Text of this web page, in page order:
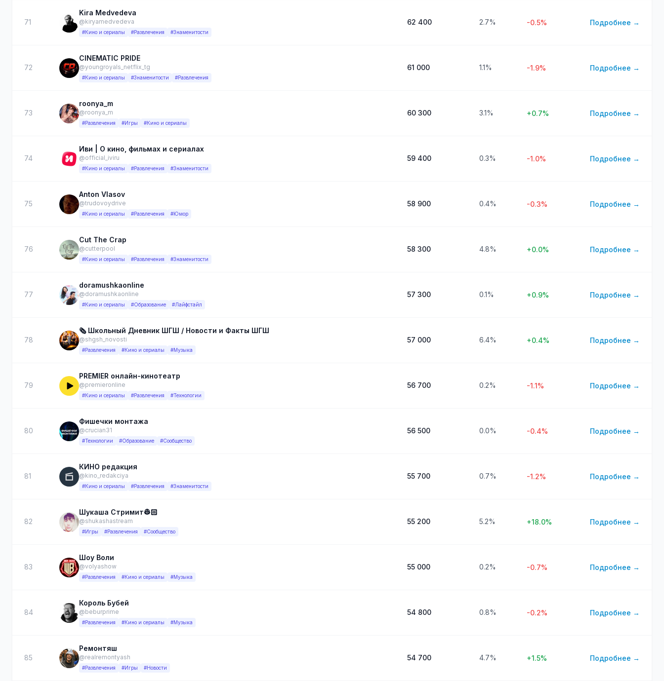
71
Kira Medvedeva
@kiryamedvedeva
#Кино и сериалы #Развлечения #Знаменитости
62 400 2.7% -0.5% Подробнее →
72
CINEMATIC PRIDE
@youngroyals_netflix_tg
#Кино и сериалы #Знаменитости #Развлечения
61 000 1.1% -1.9% Подробнее →
73
roonya_m
@roonya_m
#Развлечения #Игры #Кино и сериалы
60 300 3.1% +0.7% Подробнее →
74
Иви | О кино, фильмах и сериалах
@official_iviru
#Кино и сериалы #Развлечения #Знаменитости
59 400 0.3% -1.0% Подробнее →
75
Anton Vlasov
@trudovoydrive
#Кино и сериалы #Развлечения #Юмор
58 900 0.4% -0.3% Подробнее →
76
Cut The Crap
@cutterpool
#Кино и сериалы #Развлечения #Знаменитости
58 300 4.8% +0.0% Подробнее →
77
doramushkaonline
@doramushkaonline
#Кино и сериалы #Образование #Лайфстайл
57 300 0.1% +0.9% Подробнее →
78
🗞️ Школьный Дневник ШГШ / Новости и Факты ШГШ
@shgsh_novosti
#Развлечения #Кино и сериалы #Музыка
57 000 6.4% +0.4% Подробнее →
79
PREMIER онлайн-кинотеатр
@premieronline
#Кино и сериалы #Развлечения #Технологии
56 700 0.2% -1.1% Подробнее →
80
Фишечки монтажа
@crucian31
#Технологии #Образование #Сообщество
56 500 0.0% -0.4% Подробнее →
81
КИНО редакция
@kino_redakciya
#Кино и сериалы #Развлечения #Знаменитости
55 700 0.7% -1.2% Подробнее →
82
Шукаша Стримит👷🏻
@shukashastream
#Игры #Развлечения #Сообщество
55 200 5.2% +18.0% Подробнее →
83
Шоу Воли
@volyashow
#Развлечения #Кино и сериалы #Музыка
55 000 0.2% -0.7% Подробнее →
84
Король Бубей
@beburprime
#Развлечения #Кино и сериалы #Музыка
54 800 0.8% -0.2% Подробнее →
85
Ремонтяш
@realremontyash
#Развлечения #Игры #Новости
54 700 4.7% +1.5% Подробнее →